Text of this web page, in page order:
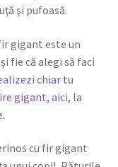
şi pufoasă.
gigant este un
fie că alegi să faci
chiar tu
gigant, aici, la
cu fir gigant